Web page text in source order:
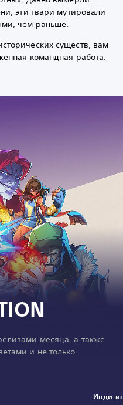
эти твари мутировали
чем раньше.
существ, вам
командная работа.
месяца, а также
и не только.
Инди-